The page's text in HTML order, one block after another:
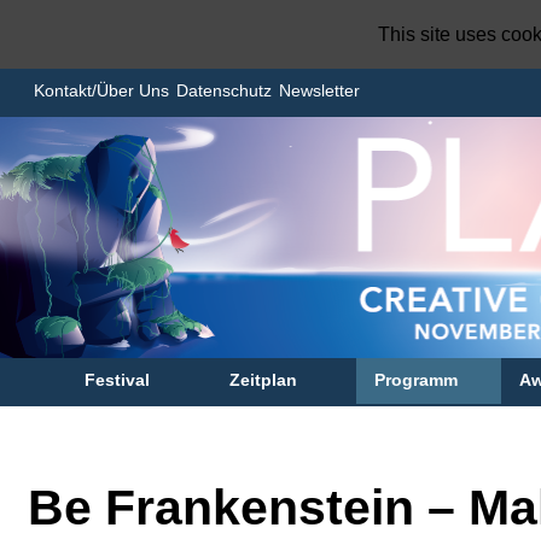
Kontakt/Über Uns Datenschutz Newsletter
Festival Zeitplan Programm
Be Frankenstein –
This site uses